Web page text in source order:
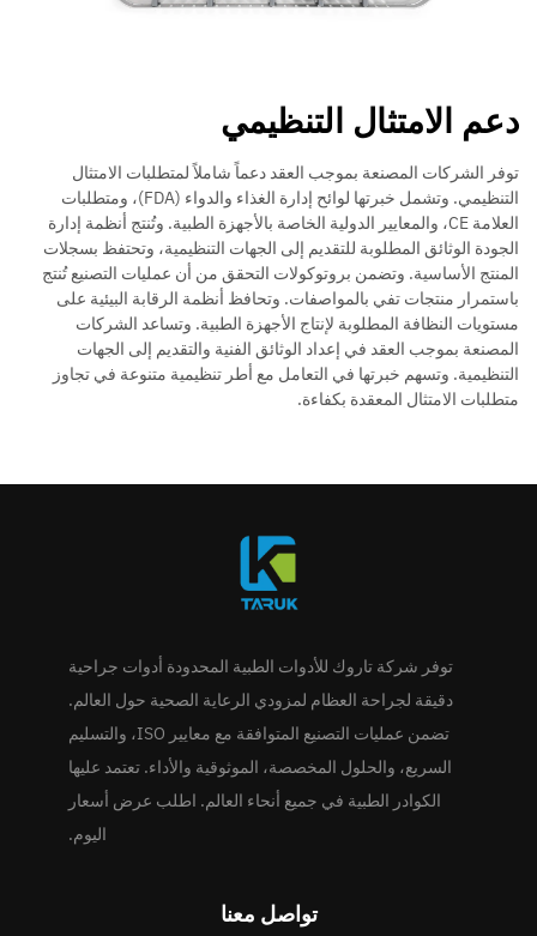
دعم الامتثال التنظيمي
توفر الشركات المصنعة بموجب العقد دعماً شاملاً لمتطلبات الامتثال
التنظيمي. وتشمل خبرتها لوائح إدارة الغذاء والدواء (FDA)، ومتطلبات
العلامة CE، والمعايير الدولية الخاصة بالأجهزة الطبية. وتُنتج أنظمة إدارة
الجودة الوثائق المطلوبة للتقديم إلى الجهات التنظيمية، وتحتفظ بسجلات
المنتج الأساسية. وتضمن بروتوكولات التحقق من أن عمليات التصنيع تُنتج
باستمرار منتجات تفي بالمواصفات. وتحافظ أنظمة الرقابة البيئية على
مستويات النظافة المطلوبة لإنتاج الأجهزة الطبية. وتساعد الشركات
المصنعة بموجب العقد في إعداد الوثائق الفنية والتقديم إلى الجهات
التنظيمية. وتسهم خبرتها في التعامل مع أطر تنظيمية متنوعة في تجاوز
متطلبات الامتثال المعقدة بكفاءة.
توفر شركة تاروك للأدوات الطبية المحدودة أدوات جراحية
دقيقة لجراحة العظام لمزودي الرعاية الصحية حول العالم.
تضمن عمليات التصنيع المتوافقة مع معايير ISO، والتسليم
السريع، والحلول المخصصة، الموثوقية والأداء. تعتمد عليها
الكوادر الطبية في جميع أنحاء العالم. اطلب عرض أسعار
اليوم.
تواصل معنا